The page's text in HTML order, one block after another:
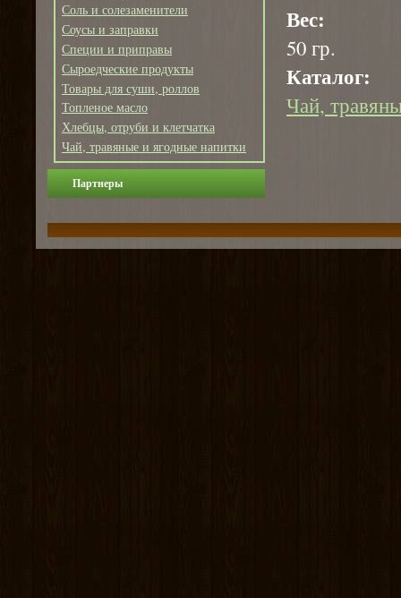
Соль и солезаменители
Соусы и заправки
Специи и приправы
Сыроедческие продукты
Товары для суши, роллов
Топленое масло
Хлебцы, отруби и клетчатка
Чай, травяные и ягодные напитки
Партнеры
Вес:
50 гр.
Каталог:
Чай,